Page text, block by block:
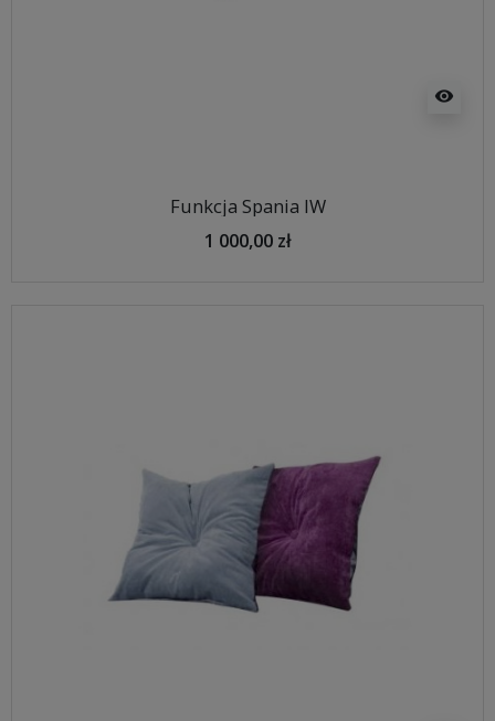
visibility
Funkcja Spania IW
1 000,00 zł